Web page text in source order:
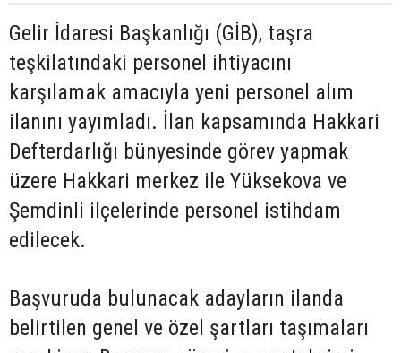
Gelir İdaresi Başkanlığı (GİB), taşra
teşkilatındaki personel ihtiyacını
karşılamak amacıyla yeni personel alım
ilanını yayımladı. İlan kapsamında Hakkari
Defterdarlığı bünyesinde görev yapmak
üzere Hakkari merkez ile Yüksekova ve
Şemdinli ilçelerinde personel istihdam
edilecek.
Başvuruda bulunacak adayların ilanda
belirtilen genel ve özel şartları taşımaları